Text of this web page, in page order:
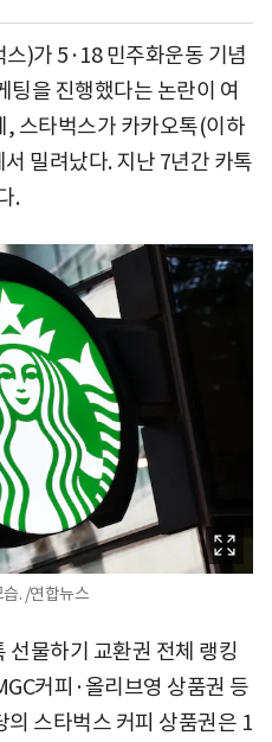
)가 5·18 민주화운동 기념
팅을 진행했다는 논란이 여
스타벅스가 카카오톡(이하
밀려났다. 지난 7년간 카톡
.
. /연합뉴스
선물하기 교환권 전체 랭킹
커피·올리브영 상품권 등
스타벅스 커피 상품권은 1